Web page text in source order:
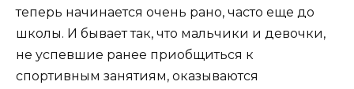
теперь начинается очень рано, часто еще до
школы. И бывает так, что мальчики и девочки,
не успевшие ранее приобщиться к
спортивным занятиям, оказываются